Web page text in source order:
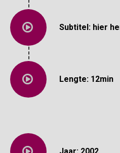
Subtitel: hier
Lengte: 12min
Jaar: 2002